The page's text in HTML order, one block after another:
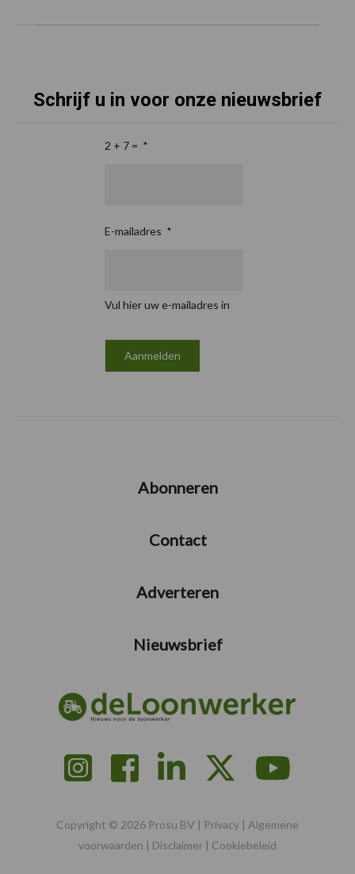
Schrijf u in voor onze nieuwsbrief
2 + 7 = *
E-mailadres *
Vul hier uw e-mailadres in
Abonneren
Contact
Adverteren
Nieuwsbrief
Copyright © 2026 Prosu BV | Privacy | Algemene
voorwaarden | Disclaimer | Cookiebeleid